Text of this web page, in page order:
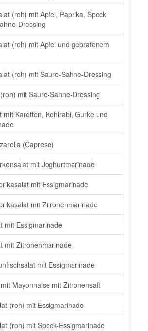
(roh) mit Apfel, Paprika, Speck
Dressing
(roh) mit Apfel und gebratenem
(roh) mit Saure-Sahne-Dressing
mit Saure-Sahne-Dressing
mit Karotten, Kohlrabi, Gurke und
(Caprese)
mit Joghurtmarinade
mit Essigmarinade
mit Zitronenmarinade
mit Essigmarinade
mit Zitronenmarinade
mit Essigmarinade
Mayonnaise mit Zitronensaft
(roh) mit Essigmarinade
(roh) mit Speck-Essigmarinade